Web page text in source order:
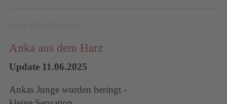
Anka aus dem Harz
Update 11.06.2025
Ankas Junge wurden beringt -